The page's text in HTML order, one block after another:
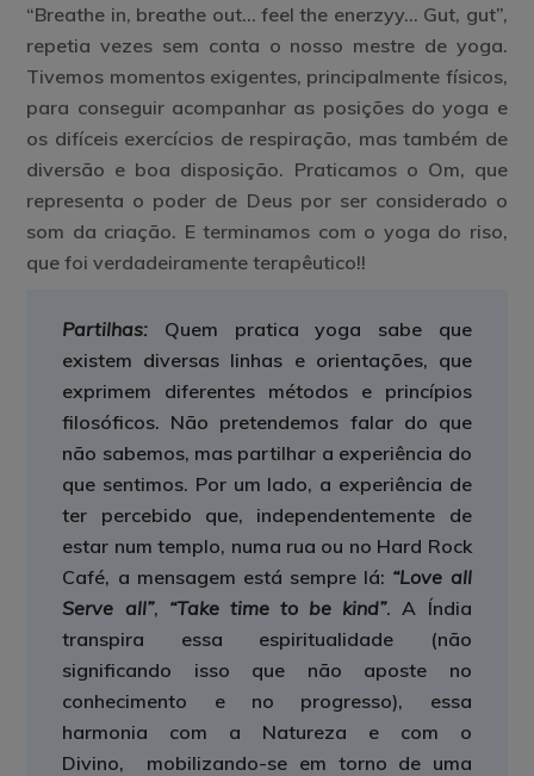
“Breathe in, breathe out… feel the enerzyy… Gut, gut”,
repetia vezes sem conta o nosso mestre de yoga.
Tivemos momentos exigentes, principalmente físicos,
para conseguir acompanhar as posições do yoga e
os difíceis exercícios de respiração, mas também de
diversão e boa disposição. Praticamos o Om, que
representa o poder de Deus por ser considerado o
som da criação. E terminamos com o yoga do riso,
que foi verdadeiramente terapêutico!!
Partilhas: Quem pratica yoga sabe que
existem diversas linhas e orientações, que
exprimem diferentes métodos e princípios
filosóficos. Não pretendemos falar do que
não sabemos, mas partilhar a experiência do
que sentimos. Por um lado, a experiência de
ter percebido que, independentemente de
estar num templo, numa rua ou no Hard Rock
Café, a mensagem está sempre lá: “Love all
Serve all”, “Take time to be kind”. A Índia
transpira essa espiritualidade (não
significando isso que não aposte no
conhecimento e no progresso), essa
harmonia com a Natureza e com o
Divino, mobilizando-se em torno de uma